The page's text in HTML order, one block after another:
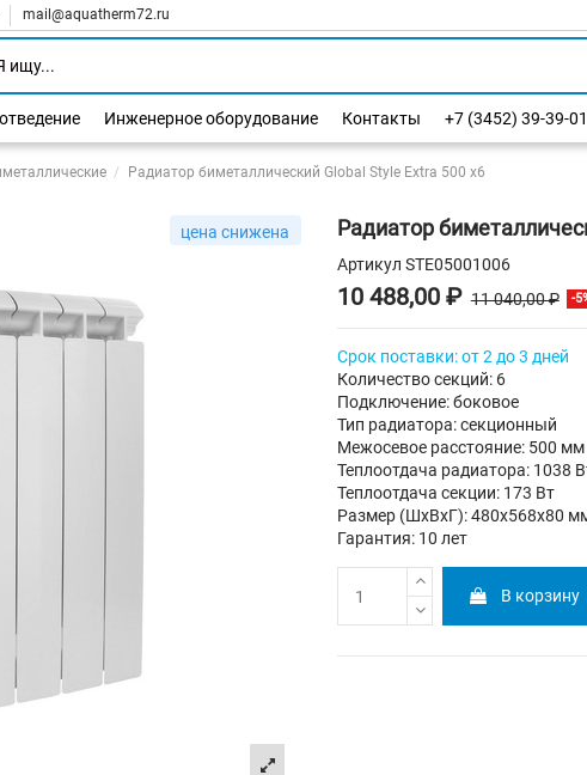
mail@aquatherm72.ru
Инженерное оборудование Контакты +7 (3452) 39-39-01
Радиатор биметаллический Global Style Extra 500 х6
цена снижена Радиатор
Артикул STE05001006
10 488,00 ₽ 11 040,00 ₽ -
Срок поставки: от 2 до 3 дней
Количество секций: 6
Подключение: боковое
Тип радиатора: секционный
Межосевое расстояние: 500 мм
Теплоотдача радиатора: 1038
Теплоотдача секции: 173 Вт
Размер (ШхВхГ): 480х568х80
Гарантия: 10 лет
В корзину